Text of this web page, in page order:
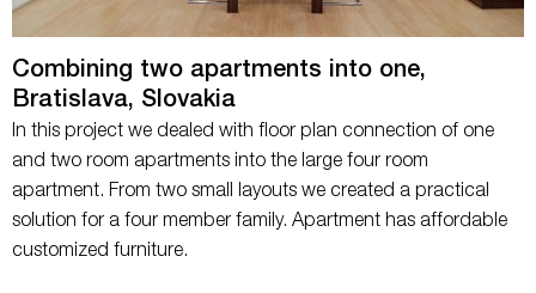
Combining two apartments into one,
Bratislava, Slovakia
In this project we dealed with floor plan connection of one
and two room apartments into the large four room
apartment. From two small layouts we created a practical
solution for a four member family. Apartment has affordable
customized furniture.